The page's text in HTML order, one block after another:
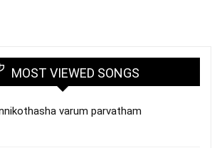
MOST VIEWED SONGS
varum parvatham